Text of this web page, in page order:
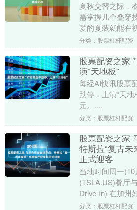
夏秋交替之际，
需掌握几个叠穿
爱的夏装就能在
生：万能内搭。
分类：股票杠杆配资
股票配资之家
演“天地板”
每经AI快讯股票
跌停，上演“天
元。....
分类：股票杠杆配资
股票配资之家
特斯拉“复古未
正式迎客
当地时间周一
(TSLA.US)餐厅
Drive-In) 在加州
新设施巧妙融合复
分类：股票杠杆配资